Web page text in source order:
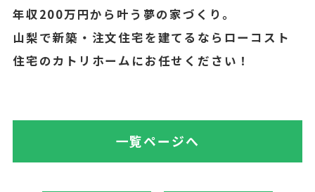
年収200万円から叶う夢の家づくり。
山梨で新築・注文住宅を建てるならローコスト
住宅のカトリホームにお任せください！
一覧ページへ